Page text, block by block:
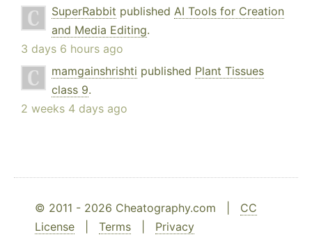
SuperRabbit published AI Tools for Creation
and Media Editing.
3 days 6 hours ago
mamgainshrishti published Plant Tissues
class 9.
2 weeks 4 days ago
© 2011 - 2026 Cheatography.com | CC
License
Terms Privacy